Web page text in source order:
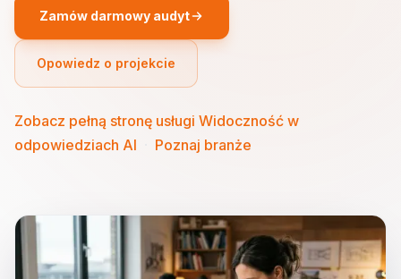
Zamów darmowy audyt
Opowiedz o projekcie
Zobacz pełną stronę usługi Widoczność w
odpowiedziach AI
Poznaj branże